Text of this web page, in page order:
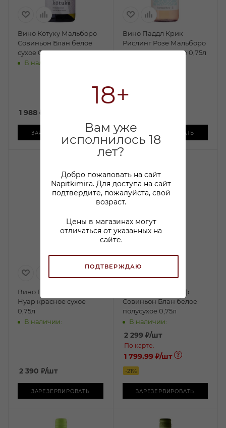
18+
Вам уже
исполнилось 18
лет?
Добро пожаловать на сайт
Napitkimira. Для доступа на сайт
подтвердите, пожалуйста, свой
возраст.
Цены в магазинах могут
отличаться от указанных на
сайте.
ПОДТВЕРЖДАЮ
Вино Котуку Мальборо
Совиньон Блан белое
сухое 0,75л
В наличии:
1 988 ₽
ЗАРЕЗЕРВИРОВАТЬ
Вино Паддл Крик
Рислинг Розе Мальборо
розовое полусухое 0,75л
1 699.99 ₽
ЗАРЕЗЕРВИРОВАТЬ
Вино Паддл Крик Пино
Нуар красное сухое
0,75л
В наличии:
2 390 ₽/шт
ЗАРЕЗЕРВИРОВАТЬ
Вино Мисти Клифф
Совиньон Блан белое
полусухое 0,75л
В наличии:
2 299₽/шт
По карте:
1 799.99 ₽/шт
-21%
ЗАРЕЗЕРВИРОВАТЬ